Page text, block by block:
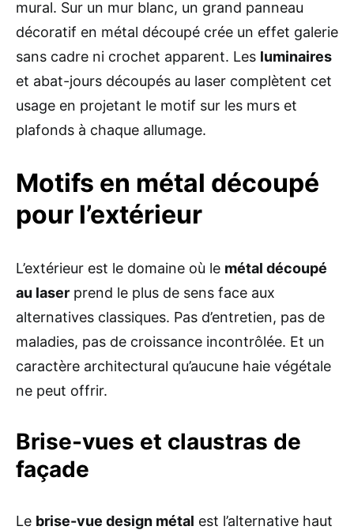
mural. Sur un mur blanc, un grand panneau
décoratif en métal découpé crée un effet galerie
sans cadre ni crochet apparent. Les luminaires
et abat-jours découpés au laser complètent cet
usage en projetant le motif sur les murs et
plafonds à chaque allumage.
Motifs en métal découpé
pour l’extérieur
L’extérieur est le domaine où le métal découpé
au laser prend le plus de sens face aux
alternatives classiques. Pas d’entretien, pas de
maladies, pas de croissance incontrôlée. Et un
caractère architectural qu’aucune haie végétale
ne peut offrir.
Brise-vues et claustras de
façade
Le brise-vue design métal est l’alternative haut